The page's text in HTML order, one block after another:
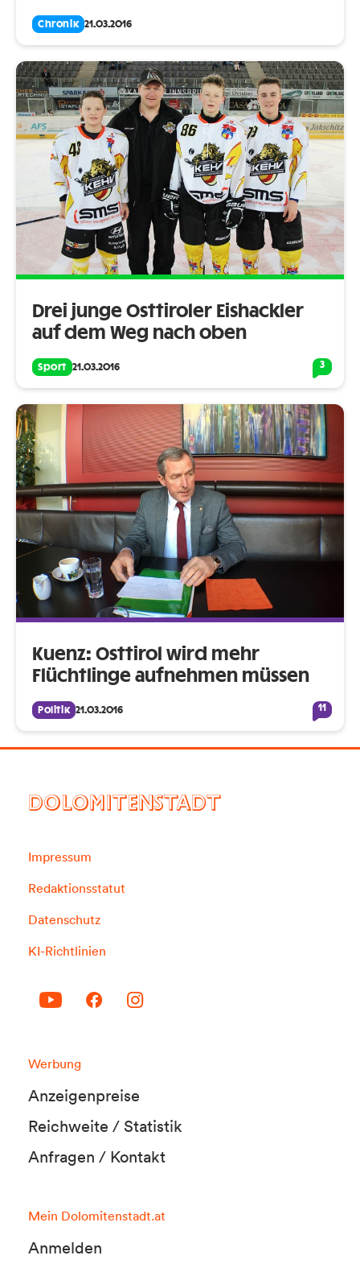
Chronik 21.03.2016
Drei junge Osttiroler Eishackler
auf dem Weg nach oben
Sport 21.03.2016 3
Kuenz: Osttirol wird mehr
Flüchtlinge aufnehmen müssen
Politik 21.03.2016 11
DOLOMITENSTADT
Impressum
Redaktionsstatut
Datenschutz
KI-Richtlinien
Werbung
Anzeigenpreise
Reichweite / Statistik
Anfragen / Kontakt
Mein Dolomitenstadt.at
Anmelden